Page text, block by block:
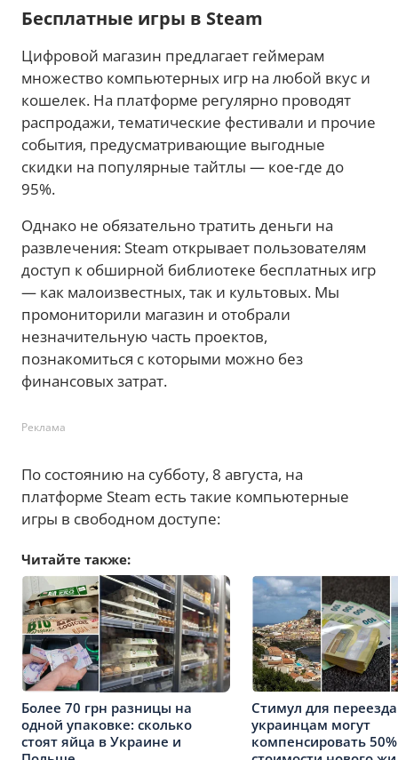
Бесплатные игры в Steam
Цифровой магазин предлагает геймерам
множество компьютерных игр на любой вкус и
кошелек. На платформе регулярно проводят
распродажи, тематические фестивали и прочие
события, предусматривающие выгодные
скидки на популярные тайтлы — кое-где до
95%.
Однако не обязательно тратить деньги на
развлечения: Steam открывает пользователям
доступ к обширной библиотеке бесплатных игр
— как малоизвестных, так и культовых. Мы
промониторили магазин и отобрали
незначительную часть проектов,
познакомиться с которыми можно без
финансовых затрат.
Реклама
По состоянию на субботу, 8 августа, на
платформе Steam есть такие компьютерные
игры в свободном доступе:
Читайте также:
Более 70 грн разницы на
одной упаковке: сколько
стоят яйца в Украине и
Стимул для
украинцам могут
компенсировать 50%